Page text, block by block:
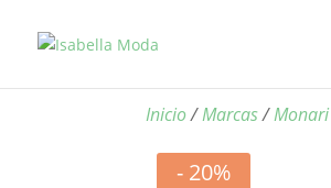
Inicio/Marcas/Monari
- 20%